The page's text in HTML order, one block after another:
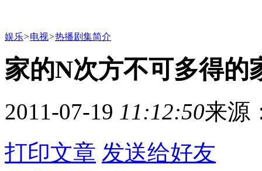
娱乐>电视>热播剧集简介
家的N次方不可多得的
2011-07-19 11:12:50来源
打印文章 发送给好友